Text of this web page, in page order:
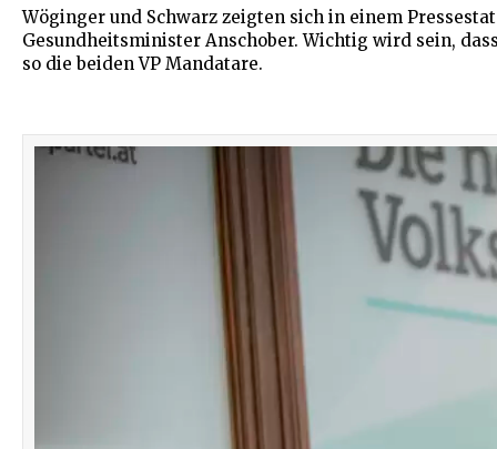
Wöginger und Schwarz zeigten sich in einem
Gesundheitsminister Anschober. Wichtig wird sein,
so die beiden VP Mandatare.